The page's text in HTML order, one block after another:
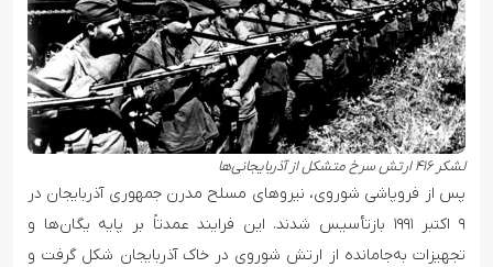
لشکر ۴۱۶ ارتش سرخ متشکل از آذربایجانی‌ها
پس از فروپاشی شوروی، نیروهای مسلح مدرن جمهوری آذربایجان در
۹ اکتبر ۱۹۹۱ بازتأسیس شدند. این فرایند عمدتاً بر پایه یگان‌ها و
تجهیزات به‌جامانده از ارتش شوروی در خاک آذربایجان شکل گرفت و